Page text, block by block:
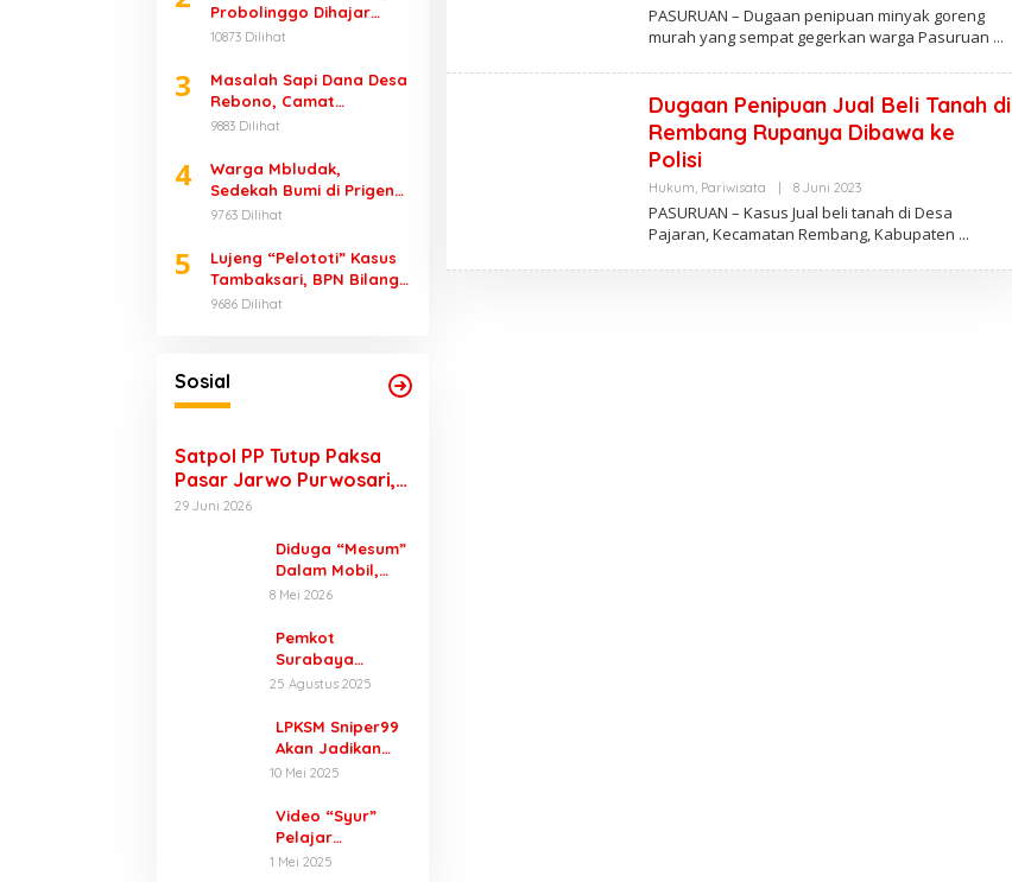
Probolinggo Dihajar
Massa
10873 Dilihat
3
Masalah Sapi Dana Desa
Rebono, Camat
Wonorejo Bungkam
9883 Dilihat
4
Warga Mbludak,
Sedekah Bumi di Prigen
Renggut 1 Nyawa
9763 Dilihat
5
Lujeng “Pelototi” Kasus
Tambaksari, BPN Bilang
Ketua PPL-nya Adalah
9686 Dilihat
Sosial
Satpol PP Tutup Paksa
Pasar Jarwo Purwosari,
Pedagang Menjerit
29 Juni 2026
Diduga “Mesum”
Dalam Mobil,
Pria Berseragam
Satpol PP di
Perkantoran
Raci
8 Mei 2026
Pemkot
Surabaya
Hidupkan
Prigen Lewat
Inovasi Digital
25 Agustus 2025
LPKSM Sniper99
Akan Jadikan
Wartawan dan
Sebagai Mitra,
Masalah
Perlindungan
10 Mei 2025
Video “Syur”
Pelajar
Purwodadi
1 Mei 2025
E
H
E
U
I
PASURUAN – Dugaan penipuan minyak goreng
murah yang sempat gegerkan warga Pasuruan
Dugaan Penipuan Jual Beli Tanah di
Rembang Rupanya Dibawa ke
Polisi
Hukum, Pariwisata 8 Juni 2023O
E
H
D
PASURUAN – Kasus Jual beli tanah di Desa
Pajaran, Kecamatan Rembang, Kabupaten